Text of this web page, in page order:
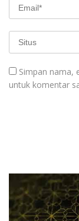
Simpan nama,
untuk komentar